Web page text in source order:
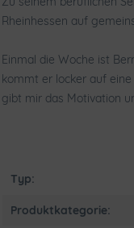
Rheinhessen auf
Einmal die Woche ist
kommt er locker auf
gibt mir das Motivation
Typ:
Produktkategorie: